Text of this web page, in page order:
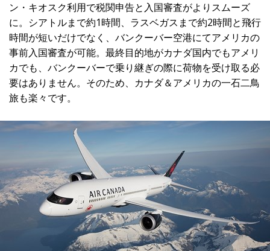
ン・キオスク利用で税関申告と入国審査がよりスムーズ
に。シアトルまで約1時間、ラスベガスまで約2時間と飛行
時間が短いだけでなく、バンクーバー空港にてアメリカの
事前入国審査が可能。最終目的地がカナダ国内でもアメリ
カでも、バンクーバーで乗り継ぎの際に荷物を受け取る必
要はありません。そのため、カナダ＆アメリカの一石二鳥
旅も楽々です。